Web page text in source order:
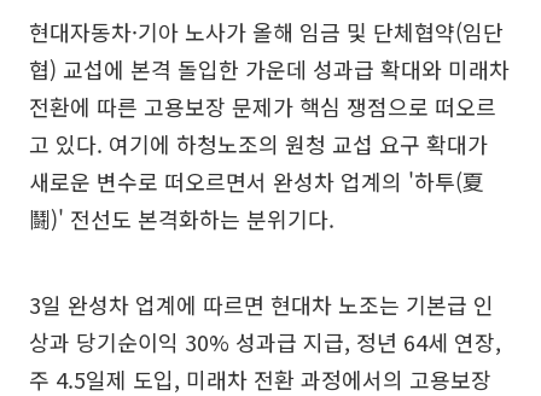
현대자동차·기아 노사가 올해 임금 및 단체협약(임단
협) 교섭에 본격 돌입한 가운데 성과급 확대와 미래차
전환에 따른 고용보장 문제가 핵심 쟁점으로 떠오르
고 있다. 여기에 하청노조의 원청 교섭 요구 확대가
새로운 변수로 떠오르면서 완성차 업계의 '하투(夏
鬪)' 전선도 본격화하는 분위기다.
3일 완성차 업계에 따르면 현대차 노조는 기본급 인
상과 당기순이익 30% 성과급 지급, 정년 64세 연장,
주 4.5일제 도입, 미래차 전환 과정에서의 고용보장